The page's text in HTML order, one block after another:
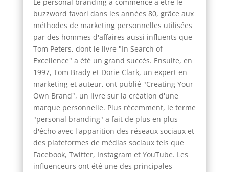
buzzword favori dans les années 80, grâce aux
méthodes de marketing personnelles utilisées
par des hommes d'affaires aussi influents que
Tom Peters, dont le livre "In Search of
Excellence" a été un grand succès. Ensuite, en
1997, Tom Brady et Dorie Clark, un expert en
marketing et auteur, ont publié "Creating Your
Own Brand", un livre sur la création d'une
marque personnelle. Plus récemment, le terme
"personal branding" a fait de plus en plus
d'écho avec l'apparition des réseaux sociaux et
des plateformes de médias sociaux tels que
Facebook, Twitter, Instagram et YouTube. Les
influenceurs ont été une des principales